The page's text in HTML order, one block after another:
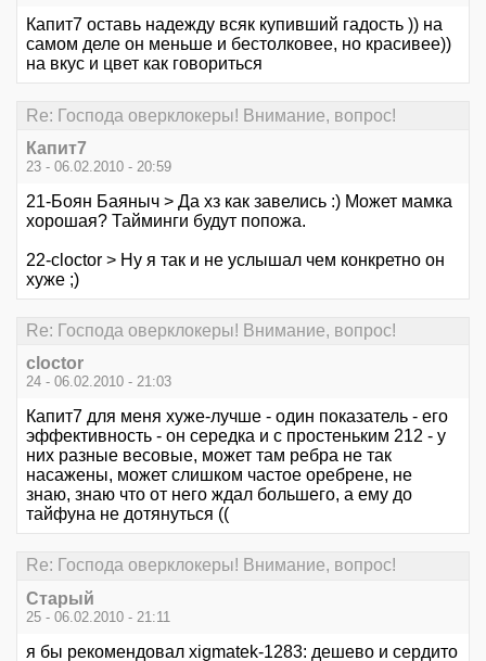
Капит7 оставь надежду всяк купивший гадость )) на
самом деле он меньше и бестолковее, но красивее))
на вкус и цвет как говориться
Re: Господа оверклокеры! Внимание, вопрос!
Капит7
23 - 06.02.2010 - 20:59
21-Боян Баяныч > Да хз как завелись :) Может мамка
хорошая? Тайминги будут попожа.
22-cloctor > Ну я так и не услышал чем конкретно он
хуже ;)
Re: Господа оверклокеры! Внимание, вопрос!
cloctor
24 - 06.02.2010 - 21:03
Капит7 для меня хуже-лучше - один показатель - его
эффективность - он середка и с простеньким 212 - у
них разные весовые, может там ребра не так
насажены, может слишком частое оребрене, не
знаю, знаю что от него ждал большего, а ему до
тайфуна не дотянуться ((
Re: Господа оверклокеры! Внимание, вопрос!
Старый
25 - 06.02.2010 - 21:11
я бы рекомендовал xigmatek-1283: дешево и сердито